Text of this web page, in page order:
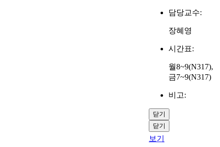
담당교수:
장혜영
시간표:
월8~9(N317),
금7~9(N317)
비고:
닫기
닫기
보기